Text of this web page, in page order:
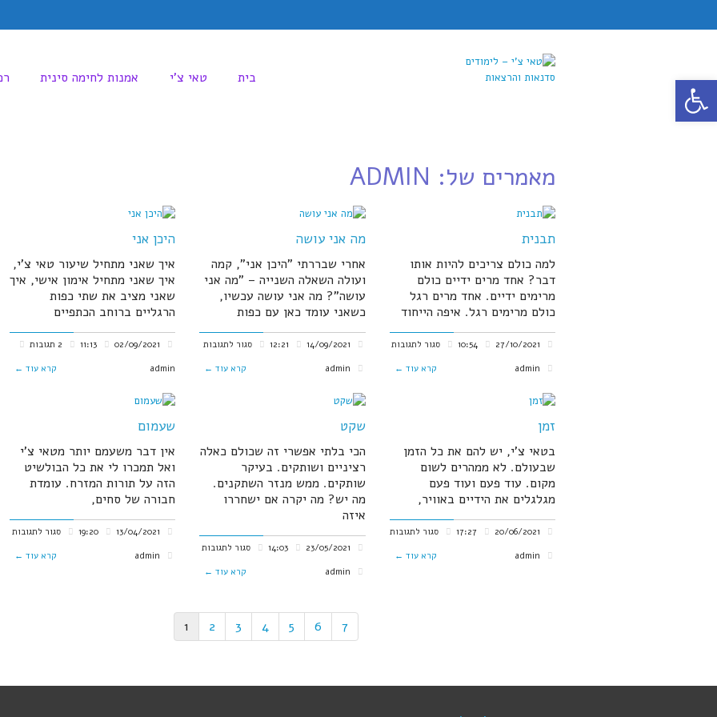
בית טאי צ'י אמנות לחימה סינית
מאמרים של: ADMIN
תבנית
למה כולם צריכים להיות אותו
דבר? אחד מרים ידיים כולם
מרימים ידיים. אחד מרים רגל
כולם מרימים רגל. איפה הייחוד
סגור לתגובותעל
admin קרא עוד ←
מה אני עושה
אחרי שבררתי "היכן אני", קמה
ועולה השאלה השנייה – "מה אני
עושה"? מה אני עושה עכשיו,
כשאני עומד כאן עם כפות
סגור לתגובותעל
admin קרא עוד ←
היכן אני
איך שאני מתחיל שיעור טאי צ'י,
איך שאני מתחיל אימון אישי, איך
שאני מציב את שתי כפות
הרגליים ברוחב הכתפיים
2 תגובות
admin
קרא עוד ←
זמן
בטאי צ'י, יש להם את כל הזמן
שבעולם. לא ממהרים לשום
מקום. עוד פעם ועוד פעם
מגלגלים את הידיים באוויר,
סגור לתגובותעל
admin קרא עוד ←
שקט
הכי בלתי אפשרי זה שכולם כאלה
רציניים ושותקים. בעיקר
שותקים. ממש מנזר השתקנים.
מה יש? מה יקרה אם ישחררו
איזה
14:03 סגור לתגובותעל
admin קרא עוד ←
שעמום
אין דבר משעמם יותר מטאי צ'י
ואל תמכרו לי את כל הבולשיט
הזה על תורות המזרח. עומדת
חבורה של סחים,
סגור לתגובותעל
admin קרא עוד ←
1 2 3 4 5 6 7
פתח סרגל נגישות